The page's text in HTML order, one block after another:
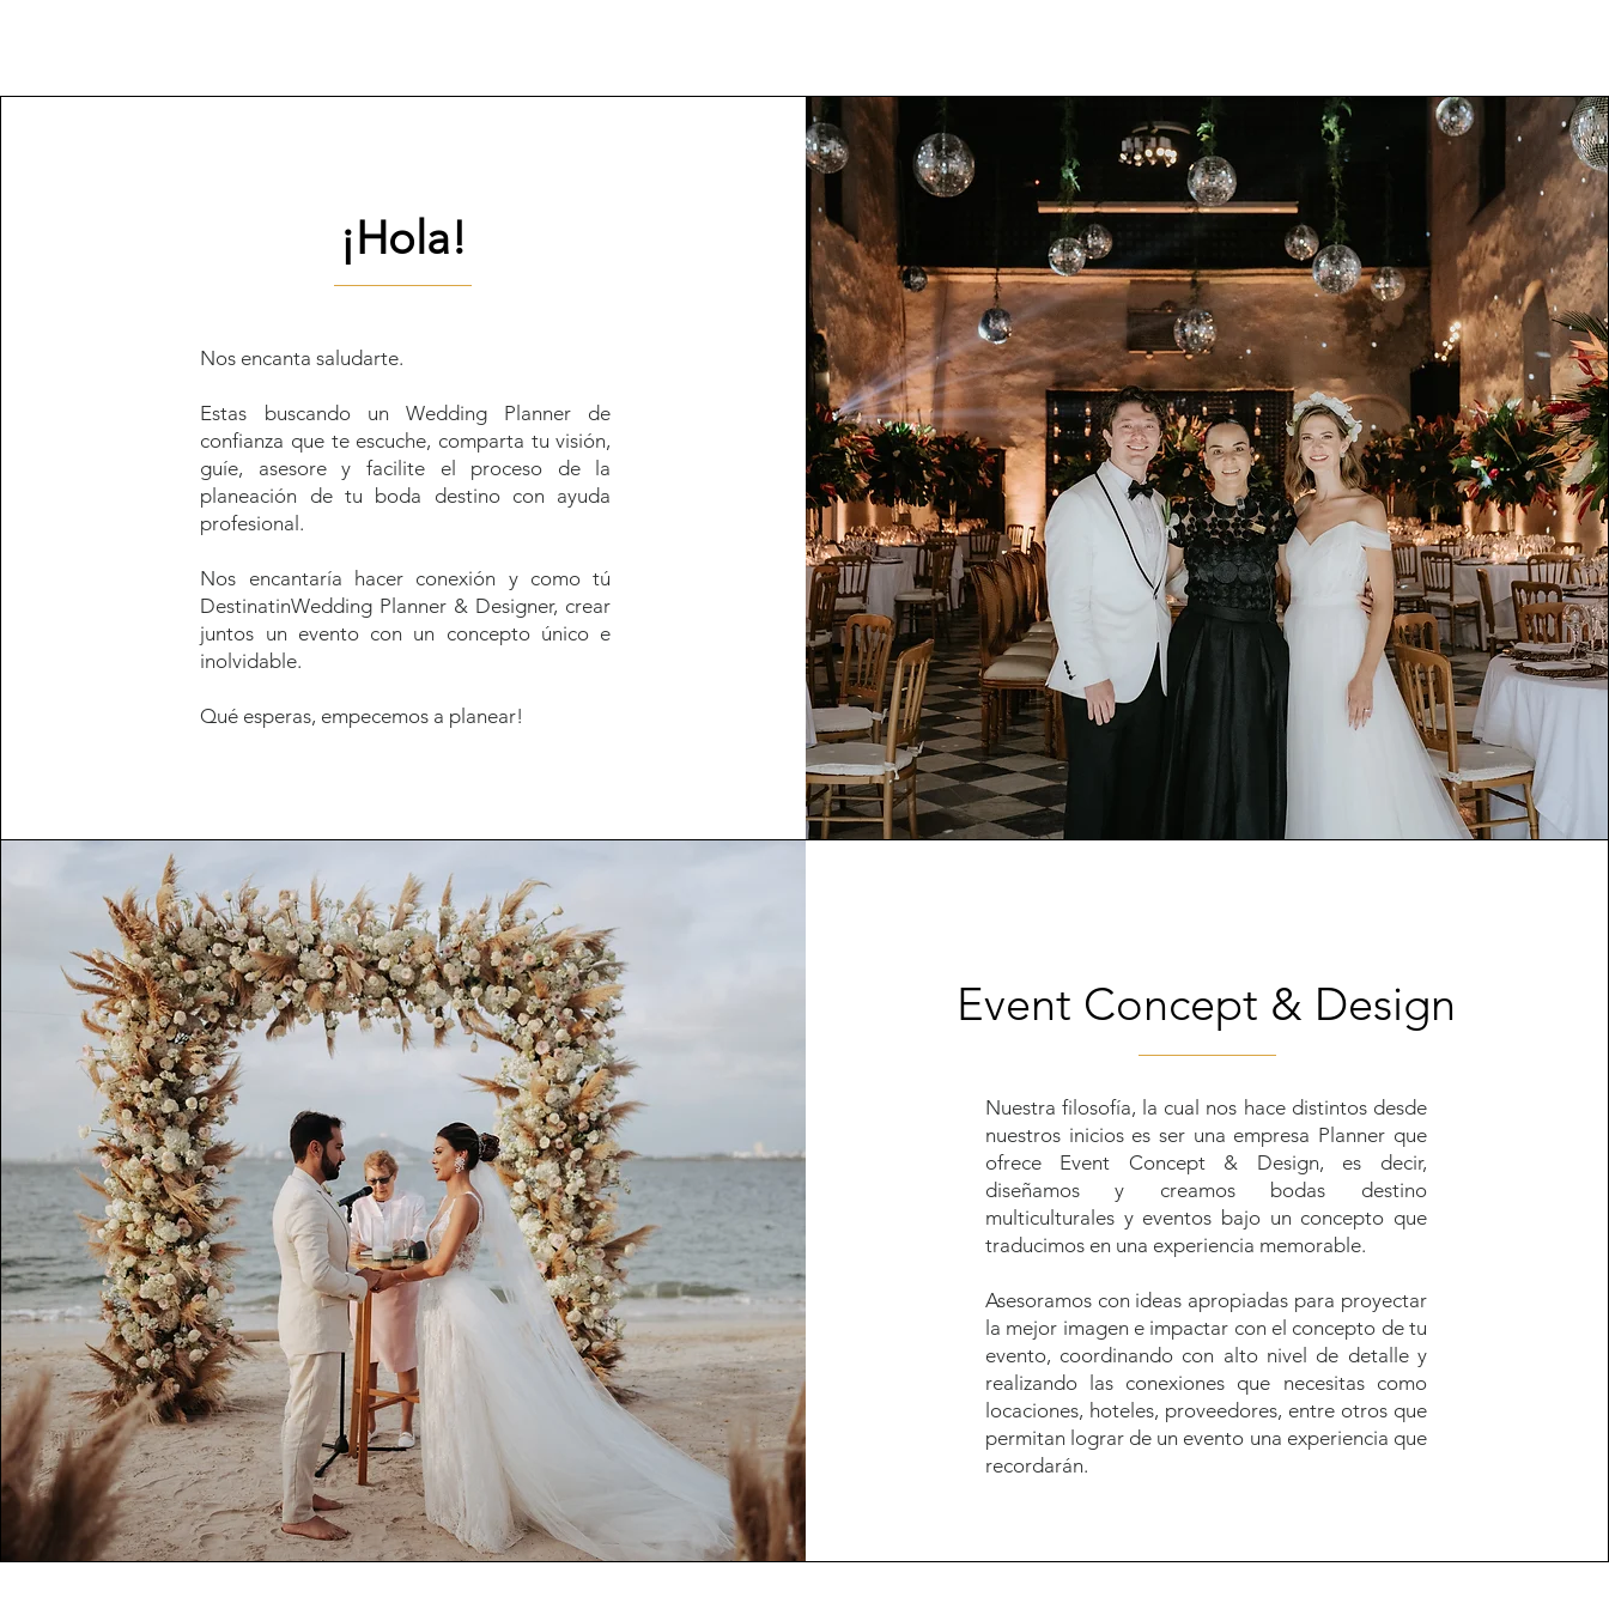
¡Hola!
Nos encanta saludarte.
Estas buscando un Wedding Planner de
confianza que te escuche, comparta tu visión,
guíe, asesore y facilite el proceso de la
planeación de tu boda destino con ayuda
profesional.
Nos encantaría hacer conexión y como tú
DestinatinWedding Planner & Designer, crear
juntos un evento con un concepto único e
inolvidable.
Qué esperas, empecemos a planear!
Event Concept & Design
Nuestra filosofía, la cual nos hace distintos desde
nuestros inicios es ser una empresa Planner que
ofrece Event Concept & Design, es decir,
diseñamos y creamos bodas destino
multiculturales y eventos bajo un concepto que
traducimos en una experiencia memorable.
Asesoramos con ideas apropiadas para proyectar
la mejor imagen e impactar con el concepto de tu
evento, coordinando con alto nivel de detalle y
realizando las conexiones que necesitas como
locaciones, hoteles, proveedores, entre otros que
permitan lograr de un evento una experiencia que
recordarán.